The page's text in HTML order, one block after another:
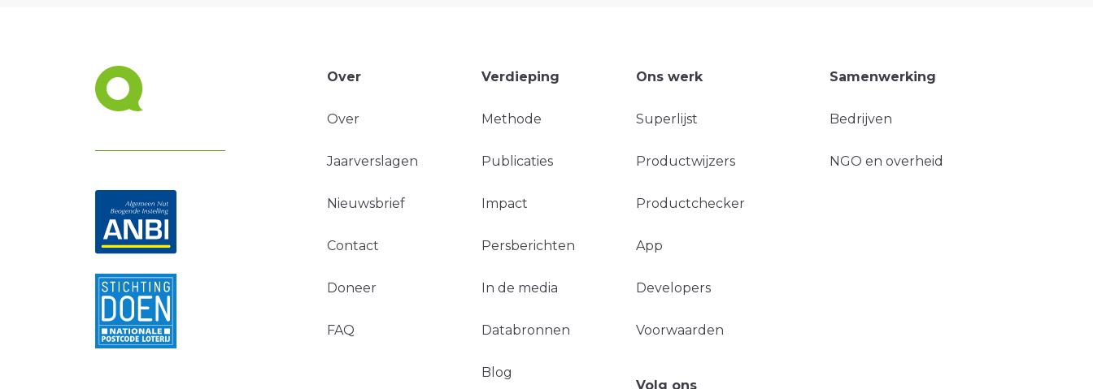
Over
Over
Jaarverslagen
Nieuwsbrief
Contact
Doneer
FAQ
Verdieping
Methode
Publicaties
Impact
Persberichten
In de media
Databronnen
Blog
Ons werk
Superlijst
Productwijzers
Productchecker
App
Developers
Voorwaarden
Samenwerking
Bedrijven
NGO en overheid
Volg ons